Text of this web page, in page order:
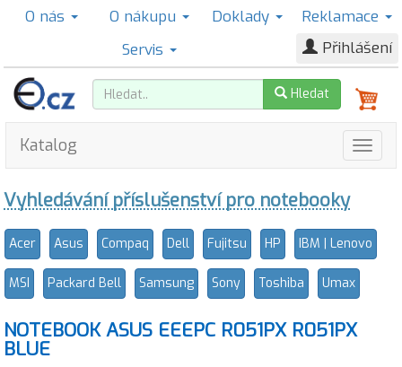
O nás O nákupu Doklady
Reklamace
Servis
Přihlášení
Hledat
Katalog
Vyhledávání příslušenství pro notebooky
Acer Asus Compaq Dell Fujitsu HP IBM | Lenovo
MSI Packard Bell Samsung Sony Toshiba Umax
NOTEBOOK ASUS EEEPC R051PX R051PX
BLUE